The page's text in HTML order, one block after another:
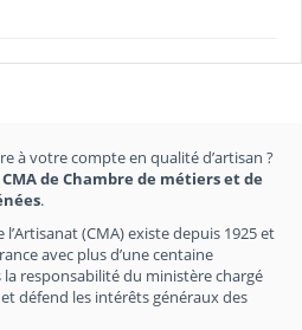
à votre compte en qualité d’artisan ?
de Chambre de métiers et de
.
(CMA) existe depuis 1925 et
avec plus d’une centaine
la responsabilité du ministère chargé
défend les intérêts généraux des